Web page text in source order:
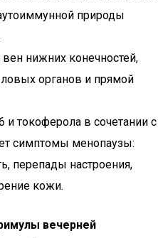
природы
нижних конечностей,
органов и прямой
токоферола в сочетании с
симптомы менопаузы:
перепады настроения,
кожи.
вечерней